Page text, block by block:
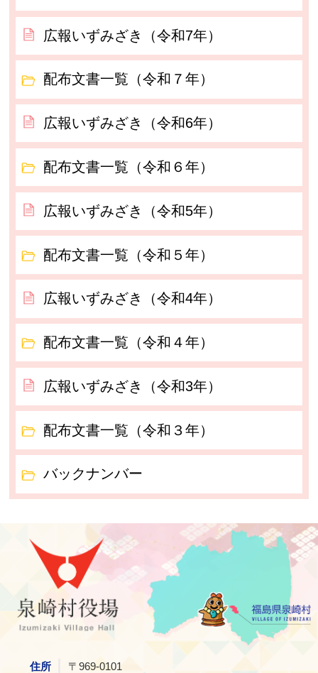
広報いずみざき（令和7年）
配布文書一覧（令和７年）
広報いずみざき（令和6年）
配布文書一覧（令和６年）
広報いずみざき（令和5年）
配布文書一覧（令和５年）
広報いずみざき（令和4年）
配布文書一覧（令和４年）
広報いずみざき（令和3年）
配布文書一覧（令和３年）
バックナンバー
泉崎村
住所 〒969-0101